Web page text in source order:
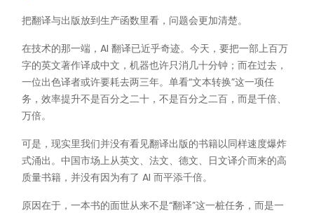
把翻译与出版放到生产函数里看，问题会更加清楚。
在技术的那一端，AI 翻译已近乎奇迹。今天，要把一部上百万
字的英文著作译成中文，机器也许只消几十分钟；而在过去，
一位出色译者或许要耗去两三年。单看“文本转换”这一项任
务，效率提升不是百分之二十，不是百分之二百，而是千倍、
万倍。
可是，现实里我们并没有看见翻译出版的书籍以同样速度爆炸
式涌出。中国市场上从英文、法文、德文、日文译介而来的高
质量书籍，并没有因为有了 AI 而平添千倍。
原因在于，一本书的面世从来不是“翻译”这一桩任务，而是一